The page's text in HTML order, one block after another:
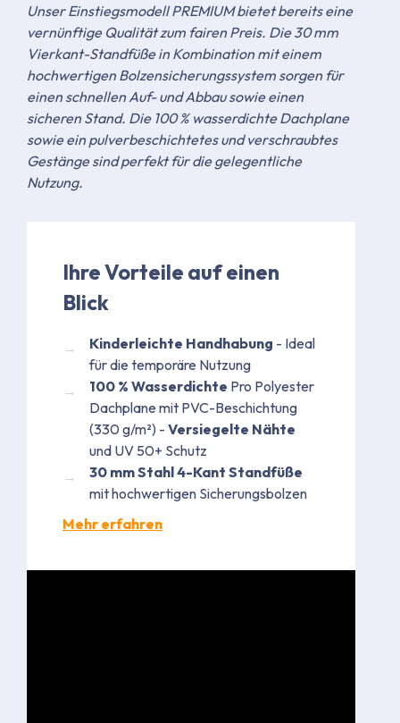
Unser Einstiegsmodell PREMIUM bietet bereits eine
vernünftige Qualität zum fairen Preis. Die 30 mm
Vierkant-Standfüße in Kombination mit einem
hochwertigen Bolzensicherungssystem sorgen für
einen schnellen Auf- und Abbau sowie einen
sicheren Stand. Die 100 % wasserdichte Dachplane
sowie ein pulverbeschichtetes und verschraubtes
Gestänge sind perfekt für die gelegentliche
Nutzung.
Ihre Vorteile auf einen
Blick
Kinderleichte Handhabung - Ideal
für die temporäre Nutzung​
100 % Wasserdichte Pro Polyester
Dachplane mit PVC-Beschichtung
(330 g/m²) - Versiegelte Nähte
und UV 50+ Schutz
30 mm Stahl 4-Kant Standfüße
mit hochwertigen Sicherungsbolzen
Mehr erfahren